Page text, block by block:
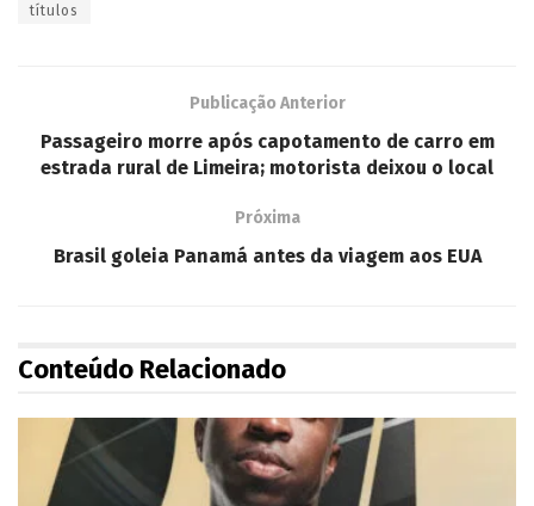
títulos
Publicação Anterior
Passageiro morre após capotamento de carro em
estrada rural de Limeira; motorista deixou o local
Próxima
Brasil goleia Panamá antes da viagem aos EUA
Conteúdo Relacionado